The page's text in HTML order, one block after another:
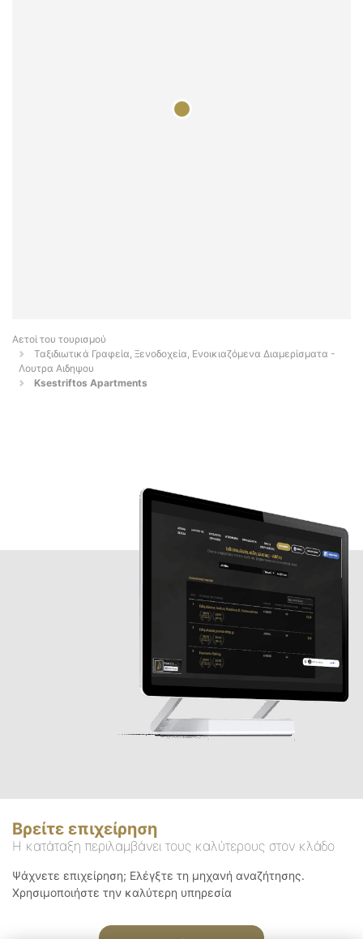
Αετοί του τουρισμού
Ταξιδιωτικά Γραφεία, Ξενοδοχεία, Ενοικιαζόμενα Διαμερίσματα -
Λουτρα Αιδηψου
Ksestriftos Apartments
Βρείτε επιχείρηση
Η κατάταξη περιλαμβάνει τους καλύτερους στον κλάδο
Ψάχνετε επιχείρηση; Ελέγξτε τη μηχανή αναζήτησης.
Χρησιμοποιήστε την καλύτερη υπηρεσία